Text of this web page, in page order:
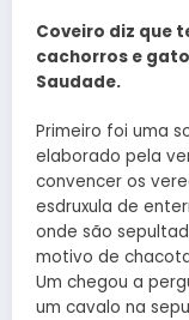
Coveiro diz que
cachorros e
Saudade.
Primeiro foi uma
elaborado pela
convencer os
esdruxula de
onde são
motivo de
Um chegou a
um cavalo na